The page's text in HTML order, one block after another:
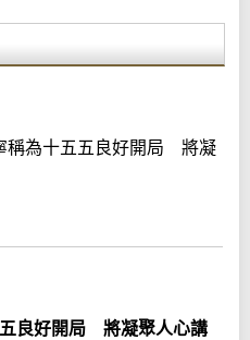
稱為十五五良好開局 將凝
良好開局 將凝聚人心講